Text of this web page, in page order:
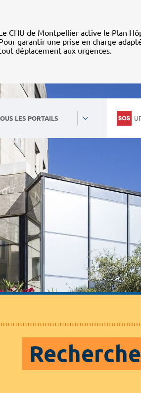
CHU de Montpellier active le Plan
garantir une prise en charge
déplacement aux urgences.
LES PORTAILS